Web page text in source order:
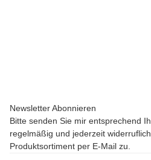
Newsletter Abonnieren
Bitte senden Sie mir entsprechend
regelmäßig und jederzeit
Produktsortiment per E-Mail zu.